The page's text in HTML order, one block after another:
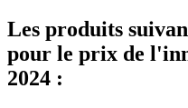
Les produits
pour le prix de
2024 :